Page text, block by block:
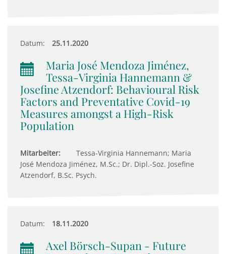
Datum: 25.11.2020
Maria José Mendoza Jiménez,
Tessa-Virginia Hannemann &
Josefine Atzendorf: Behavioural Risk
Factors and Preventative Covid-19
Measures amongst a High-Risk
Population
Mitarbeiter:
Tessa-Virginia Hannemann; Maria
José Mendoza Jiménez, M.Sc.; Dr. Dipl.-Soz. Josefine
Atzendorf, B.Sc. Psych.
Datum: 18.11.2020
Axel Börsch-Supan - Future